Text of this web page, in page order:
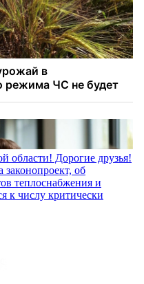
области! Дорогие друзья!
об
теплоснабжения и
к числу критически